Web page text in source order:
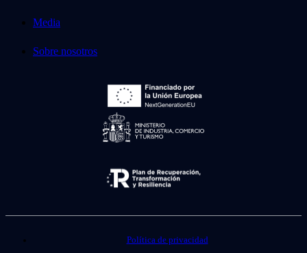
Media
Sobre nosotros
Política de privacidad